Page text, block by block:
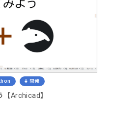
開発
Archicad】